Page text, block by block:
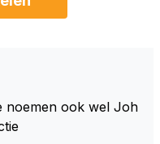
noemen ook wel Joh